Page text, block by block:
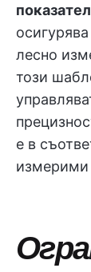
лесно
този
е в
измерими